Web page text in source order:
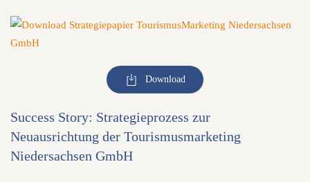
Download
Success Story: Strategieprozess zur
Neuausrichtung der Tourismusmarketing
Niedersachsen GmbH